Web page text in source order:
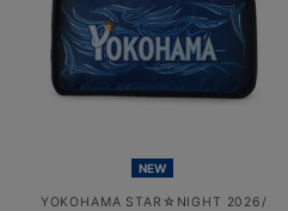
NEW
YOKOHAMA STAR☆NIGHT 2026/